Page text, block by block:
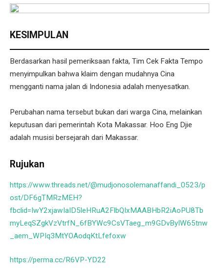
KESIMPULAN
Berdasarkan hasil pemeriksaan fakta, Tim Cek Fakta Tempo
menyimpulkan bahwa klaim dengan mudahnya Cina
mengganti nama jalan di Indonesia adalah menyesatkan.
Perubahan nama tersebut bukan dari warga Cina, melainkan
keputusan dari pemerintah Kota Makassar. Hoo Eng Djie
adalah musisi bersejarah dari Makassar.
Rujukan
https://www.threads.net/@mudjonosolemanaffandi_0523/p
ost/DF6gTMRzMEH?
fbclid=IwY2xjawIaID5leHRuA2FlbQIxMAABHbR2iAoPU8Tb
myLeqSZgkVzVtrfN_6fBYWc9CsVTaeg_m9GDvByIW65tnw
_aem_WPIq3MtYOAodqKtLfefoxw
https://perma.cc/R6VP-YD22